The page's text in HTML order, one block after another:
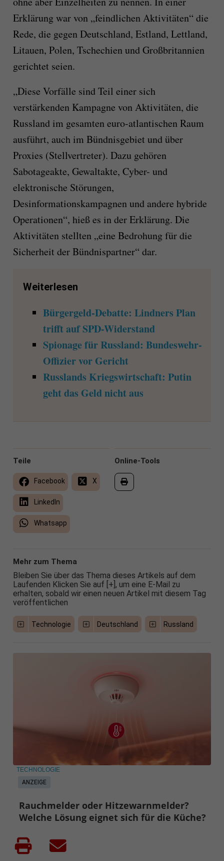
Erklärung war von „feindlichen Aktivitäten“ die
Rede, die gegen Deutschland, Estland, Lettland,
Litauen, Polen, Tschechien und Großbritannien
gerichtet seien.
„Diese Vorfälle sind Teil einer sich
verstärkenden Kampagne von Aktivitäten, die
Russland im gesamten euro-atlantischen Raum
ausführt, auch im Bündnisgebiet und über
Proxies (Stellvertreter). Dazu gehören
Sabotageakte, Gewaltakte, Cyber- und
elektronische Störungen,
Desinformationskampagnen und andere hybride
Operationen“, hieß es in der Erklärung. Die
Aktivitäten stellten „eine Bedrohung für die
Sicherheit der Bündnispartner“ dar.
Weiterlesen
Bürgergeld-Debatte: Lindners Plan
trifft auf SPD-Widerstand
Spionage für Russland: Bundeswehr-
Offizier vor Gericht
Russlands Kriegswirtschaft: Putin
geht das Geld nicht aus
Online-Tools
Teile
Facebook X
LinkedIn
Whatsapp
Mehr zum Thema
Bleiben Sie über das Thema dieses Artikels auf dem
Laufenden Klicken Sie auf [+], um eine E-Mail zu
erhalten, sobald wir einen neuen Artikel mit diesem Tag
veröffentlichen
Technologie Deutschland Russland
ANZEIGE
TECHNOLOGIE
Rauchmelder oder Hitzewarnmelder?
Welche Lösung eignet sich für die Küche?